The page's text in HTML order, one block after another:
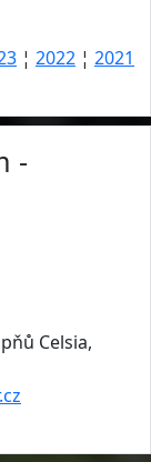
¦ 2022 ¦ 2021
-
Celsia,